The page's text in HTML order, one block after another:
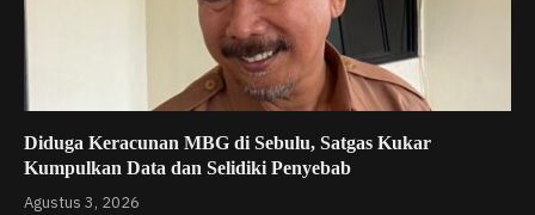
Diduga Keracunan MBG di Sebulu, Satgas Kukar
Kumpulkan Data dan Selidiki Penyebab
Agustus 3, 2026